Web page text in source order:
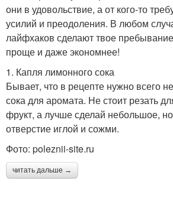
они в удовольствие, а от кого-то
усилий и преодоления. В любом
лайфхаков сделают твое
проще и даже экономнее!
1. Капля лимонного сока
Бывает, что в рецепте нужно всего
сока для аромата. Не стоит резать
фрукт, а лучше сделай небольшое,
отверстие иглой и сожми.
Фото: poleznii-site.ru
читать дальше →